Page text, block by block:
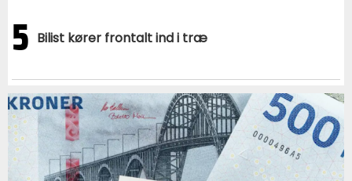
5 Bilist kører frontalt ind i træ